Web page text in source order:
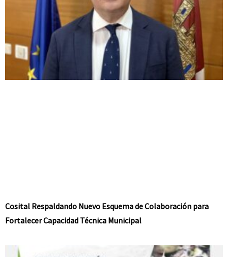
Cosital Respaldando Nuevo Esquema de Colaboración para
Fortalecer Capacidad Técnica Municipal